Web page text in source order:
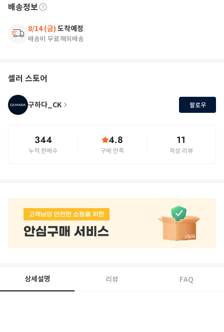
배송정보
8/14 (금) 도착예정
배송비 무료해외배송
셀러 스토어
구하다_CK 팔로우
344
누적 판매수
4.8
구매 만족
11
작성 리뷰
상세설명 리뷰 FAQ